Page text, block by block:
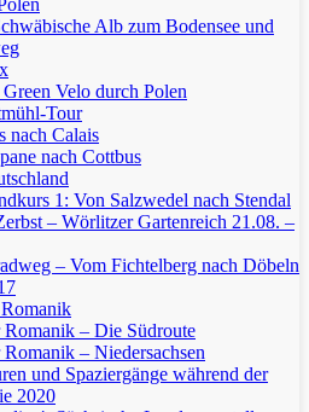
Alb zum Bodensee und
Velo durch Polen
Tour
nach Calais
nach Cottbus
1: Von Salzwedel nach Stendal
– Wörlitzer Gartenreich 21.08. –
– Vom Fichtelberg nach Döbeln
Romanik – Die Südroute
Romanik – Niedersachsen
und Spaziergänge während der
2020